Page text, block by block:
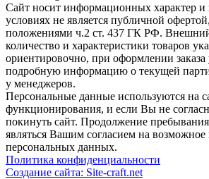
Сайт носит информационных характер
условиях не является публичной
положениями ч.2 ст. 437 ГК РФ.
количество и характеристики товаров
ориентировочно, при оформлении заказа
подробную информацию о текущей
у менеджеров.
Персональные данные используются на
функционирования, и если Вы не
покинуть сайт. Продолжение пребывания
являться Вашим согласием на возможное
персональных данных.
Политика конфиденциальности
Создание сайтa: Site-craft.net